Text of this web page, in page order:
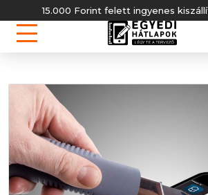
15.000 Forint felett ingyenes kiszállítás!